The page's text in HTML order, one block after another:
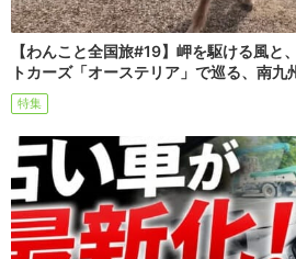
【わんこと全国旅#19】岬を駆ける風と
トカーズ「オーステリア」で巡る、南
特集